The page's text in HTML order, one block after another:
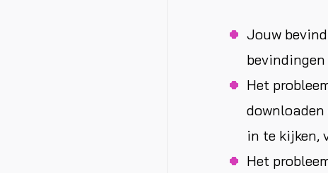
Jouw
Het
in te kijken,
Het